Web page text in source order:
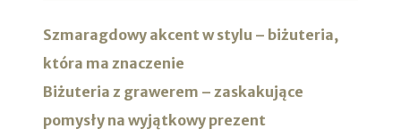
Szmaragdowy akcent w stylu – biżuteria,
która ma znaczenie
Biżuteria z grawerem – zaskakujące
pomysły na wyjątkowy prezent